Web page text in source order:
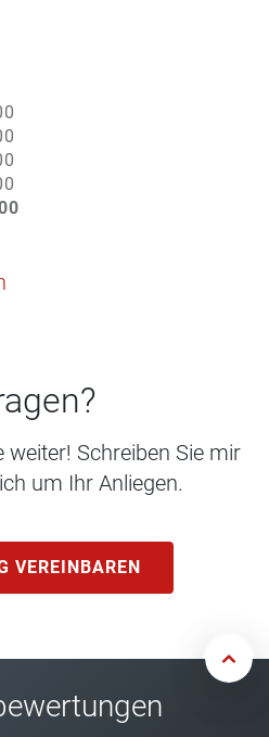
weiter! Schreiben Sie mir
um Ihr Anliegen.
VEREINBAREN